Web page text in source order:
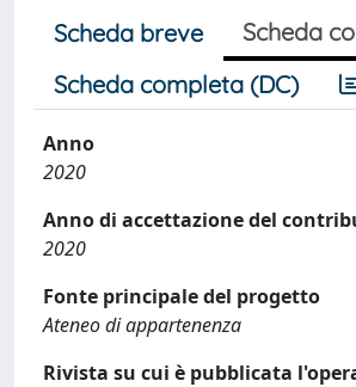
Scheda breve
Scheda
Scheda completa (DC)
Anno
2020
Anno di accettazione del
2020
Fonte principale del progetto
Ateneo di appartenenza
Rivista su cui è pubblicata